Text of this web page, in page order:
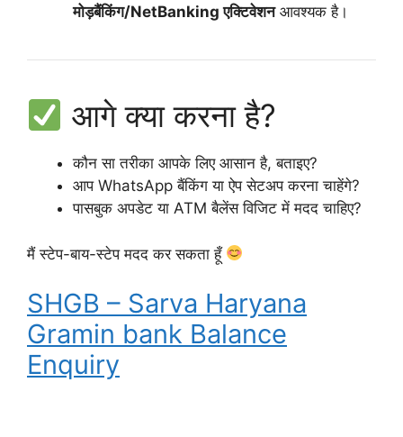
मोड़बैंकिंग/NetBanking एक्टिवेशनआवश्यक है।
आगे क्या करना है?
कौन सा तरीका आपके लिए आसान है, बताइए?
आप WhatsApp बैंकिंग या ऐप सेटअप करना चाहेंगे?
पासबुक अपडेट या ATM बैलेंस विजिट में मदद चाहिए?
मैं स्टेप-बाय-स्टेप मदद कर सकता हूँ
SHGB – Sarva Haryana
Gramin bank Balance
Enquiry